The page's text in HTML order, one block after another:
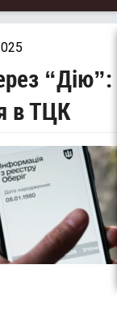
“Дію”:
в ТЦК